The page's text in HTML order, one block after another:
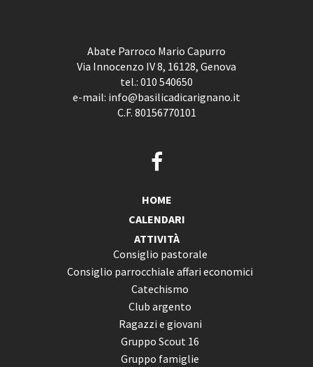
Abate Parroco Mario Capurro
Via Innocenzo IV 8, 16128, Genova
tel.: 010 540650
e-mail: info@basilicadicarignano.it
C.F. 80156770101
HOME
CALENDARI
ATTIVITÀ
Consiglio pastorale
Consiglio parrocchiale affari economici
Catechismo
Club argento
Ragazzi e giovani
Gruppo Scout 16
Gruppo famiglie